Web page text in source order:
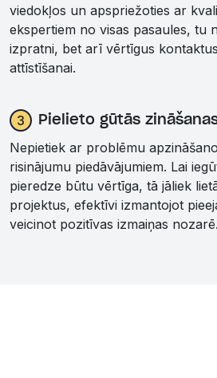
viedokļos un apspriežoties ar
ekspertiem no visas pasaules, tu
izpratni, bet arī vērtīgus
attīstīšanai.
3 Pielieto gūtās
Nepietiek ar problēmu
risinājumu piedāvājumiem. Lai
pieredze būtu vērtīga, tā jāliek
projektus, efektīvi izmantojot
veicinot pozitīvas izmaiņas nozarē.